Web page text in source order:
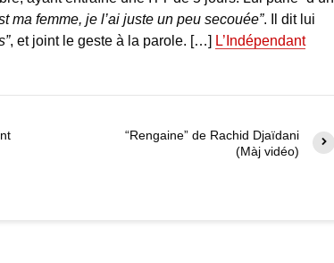
ma femme, je l’ai juste un peu secouée”. Il dit lui
, et joint le geste à la parole. […] L’Indépendant
“Rengaine” de Rachid Djaïdani
(Màj vidéo)